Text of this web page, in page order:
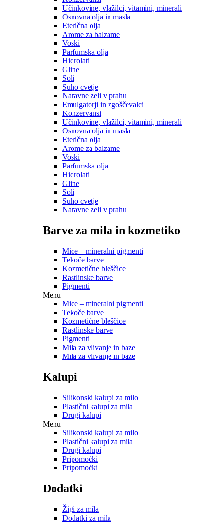
Učinkovine, vlažilci, vitamini, minerali
Osnovna olja in masla
Eterična olja
Arome za balzame
Voski
Parfumska olja
Hidrolati
Gline
Soli
Suho cvetje
Naravne zeli v prahu
Emulgatorji in zgoščevalci
Konzervansi
Učinkovine, vlažilci, vitamini, minerali
Osnovna olja in masla
Eterična olja
Arome za balzame
Voski
Parfumska olja
Hidrolati
Gline
Soli
Suho cvetje
Naravne zeli v prahu
Barve za mila in kozmetiko
Mice – mineralni pigmenti
Tekoče barve
Kozmetične bleščice
Rastlinske barve
Pigmenti
Menu
Mice – mineralni pigmenti
Tekoče barve
Kozmetične bleščice
Rastlinske barve
Pigmenti
Mila za vlivanje in baze
Mila za vlivanje in baze
Kalupi
Silikonski kalupi za milo
Plastični kalupi za mila
Drugi kalupi
Menu
Silikonski kalupi za milo
Plastični kalupi za mila
Drugi kalupi
Pripomočki
Pripomočki
Dodatki
Žigi za mila
Dodatki za mila